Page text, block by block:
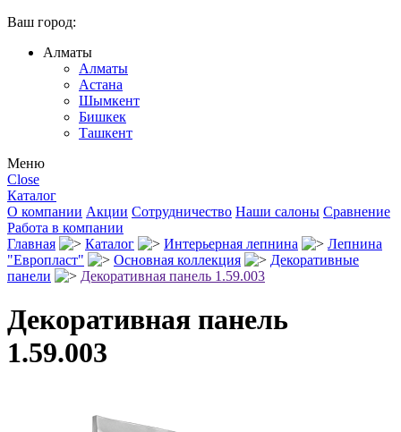
Ваш город:
Алматы
Алматы
Астана
Шымкент
Бишкек
Ташкент
Меню
Close
Каталог
О компании Акции Сотрудничество Наши салоны Сравнение
Работа в компании
Главная
Каталог Интерьерная лепнина
Лепнина
"Европласт"
Основная коллекция
Декоративные
панели
Декоративная панель 1.59.003
Декоративная панель
1.59.003